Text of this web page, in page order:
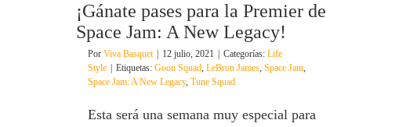
¡Gánate pases para la Premier de
Space Jam: A New Legacy!
Por Viva Basquet 12 julio, 2021 Categorías: Life
Style
Etiquetas: Goon Squad, LeBron James, Space Jam,
Space Jam: A New Legacy, Tune Squad
Esta será una semana muy especial para